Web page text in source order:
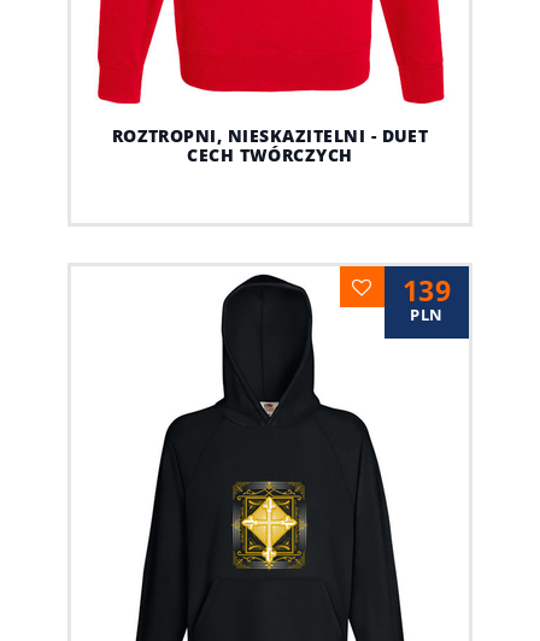
ROZTROPNI, NIESKAZITELNI - DUET
CECH TWÓRCZYCH
139
PLN